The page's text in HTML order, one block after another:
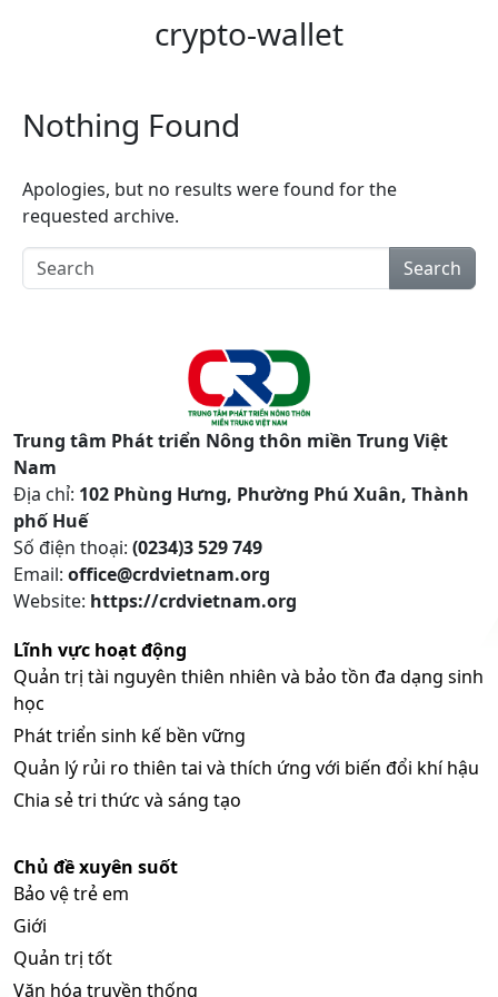
crypto-wallet
Nothing Found
Apologies, but no results were found for the
requested archive.
Search
Trung tâm Phát triển Nông thôn miền Trung Việt
Nam
Địa chỉ: 102 Phùng Hưng, Phường Phú Xuân, Thành
phố Huế
Số điện thoại: (0234)3 529 749
Email: office@crdvietnam.org
Website: https://crdvietnam.org
Lĩnh vực hoạt động
Quản trị tài nguyên thiên nhiên và bảo tồn đa dạng sinh
học
Phát triển sinh kế bền vững
Quản lý rủi ro thiên tai và thích ứng với biến đổi khí hậu
Chia sẻ tri thức và sáng tạo
Chủ đề xuyên suốt
Bảo vệ trẻ em
Giới
Quản trị tốt
Văn hóa truyền thống